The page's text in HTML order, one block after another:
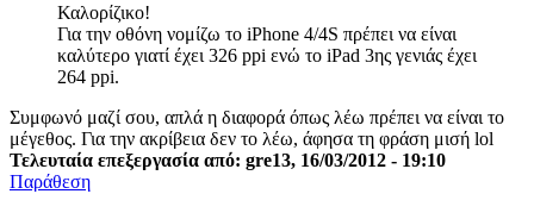
Καλορίζικο!
Για την οθόνη νομίζω το iPhone 4/4S πρέπει να είναι
καλύτερο γιατί έχει 326 ppi ενώ το iPad 3ης γενιάς έχει
264 ppi.
Συμφωνό μαζί σου, απλά η διαφορά όπως λέω πρέπει να είναι το
μέγεθος. Για την ακρίβεια δεν το λέω, άφησα τη φράση μισή lol
Τελευταία επεξεργασία από: gre13, 16/03/2012 - 19:10
Παράθεση